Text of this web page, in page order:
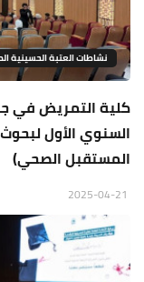
نشاطات العتبة الحسينية
كلية التمريض في
السنوي الأول
المستقبل الصحي)